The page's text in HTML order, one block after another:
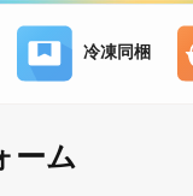
冷凍同梱
ーム